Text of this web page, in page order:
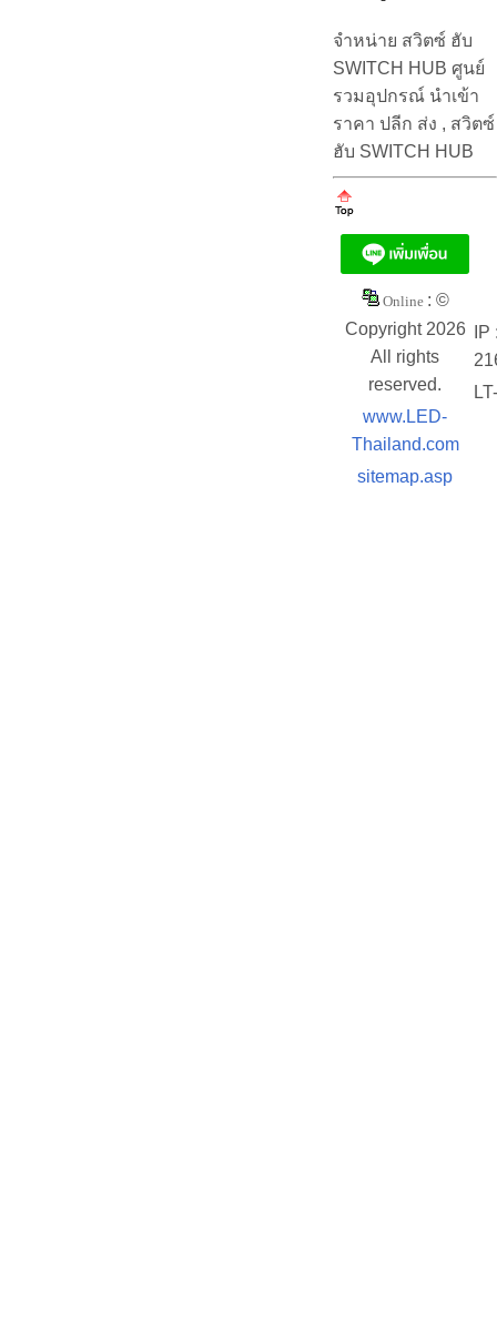
จำหน่าย สวิตซ์ ฮับ
SWITCH HUB ศูนย์
รวมอุปกรณ์ นำเข้า
ราคา ปลีก ส่ง , สวิตซ์
ฮับ SWITCH HUB
Online : ©
Copyright 2026
All rights
reserved.
www.LED-
Thailand.com
sitemap.asp
IP